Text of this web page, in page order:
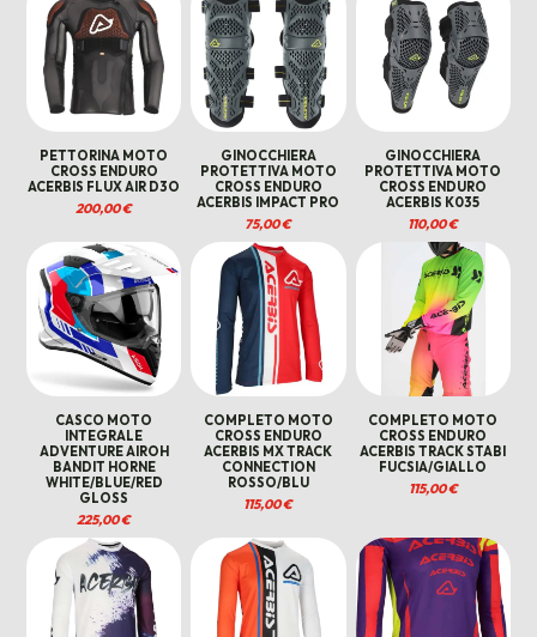
PETTORINA MOTO
CROSS ENDURO
ACERBIS FLUX AIR D3O
200,00€
GINOCCHIERA
PROTETTIVA MOTO
CROSS ENDURO
ACERBIS IMPACT PRO
75,00€
GINOCCHIERA
PROTETTIVA MOTO
CROSS ENDURO
ACERBIS K035
110,00€
CASCO MOTO
INTEGRALE
ADVENTURE AIROH
BANDIT HORNE
WHITE/BLUE/RED
GLOSS
225,00€
COMPLETO MOTO
CROSS ENDURO
ACERBIS MX TRACK
CONNECTION
ROSSO/BLU
115,00€
COMPLETO MOTO
CROSS ENDURO
ACERBIS TRACK STABI
FUCSIA/GIALLO
115,00€